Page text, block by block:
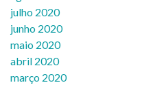
julho 2020
junho 2020
maio 2020
abril 2020
março 2020